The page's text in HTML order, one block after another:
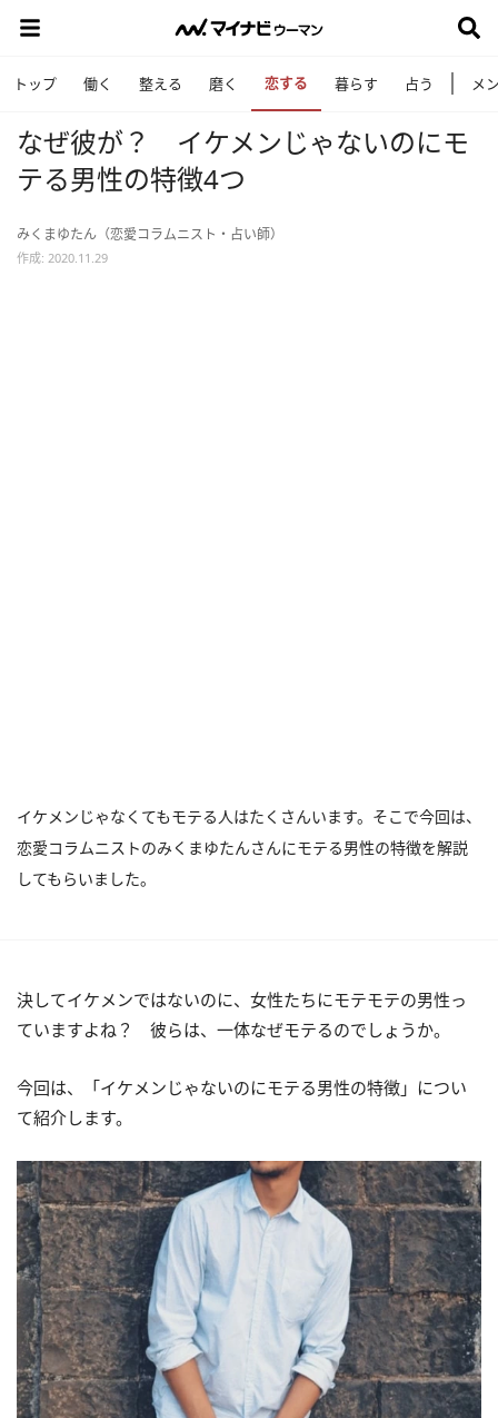
トップ 働く 整える 磨く 恋する 暮らす 占う メ
なぜ彼が？ イケメンじゃないのにモ
テる男性の特徴4つ
みくまゆたん（恋愛コラムニスト・占い師）
作成: 2020.11.29
イケメンじゃなくてもモテる人はたくさんいます。そこで今回は、
恋愛コラムニストのみくまゆたんさんにモテる男性の特徴を解説
してもらいました。
決してイケメンではないのに、女性たちにモテモテの男性っ
ていますよね？ 彼らは、一体なぜモテるのでしょうか。
今回は、「イケメンじゃないのにモテる男性の特徴」につい
て紹介します。